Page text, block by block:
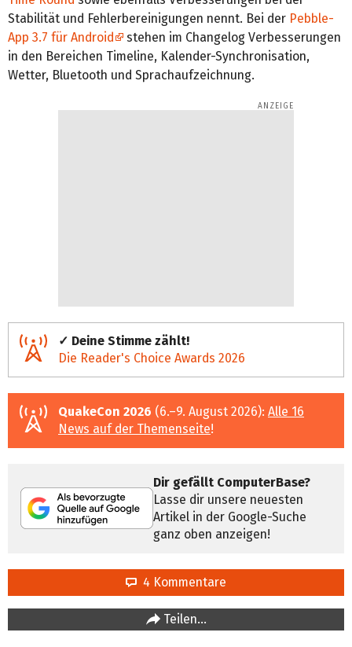
Stabilität und Fehlerbereinigungen nennt. Bei der Pebble-
App 3.7 für Android
stehen im Changelog Verbesserungen
in den Bereichen Timeline, Kalender-Synchronisation,
Wetter, Bluetooth und Sprachaufzeichnung.
✓ Deine Stimme zählt!
Die Reader's Choice Awards 2026
QuakeCon 2026 (6.–9. August 2026): Alle 16
News auf der Themenseite!
Dir gefällt ComputerBase?
Lasse dir unsere neuesten
Artikel in der Google-Suche
ganz oben anzeigen!
4 Kommentare
Teilen…